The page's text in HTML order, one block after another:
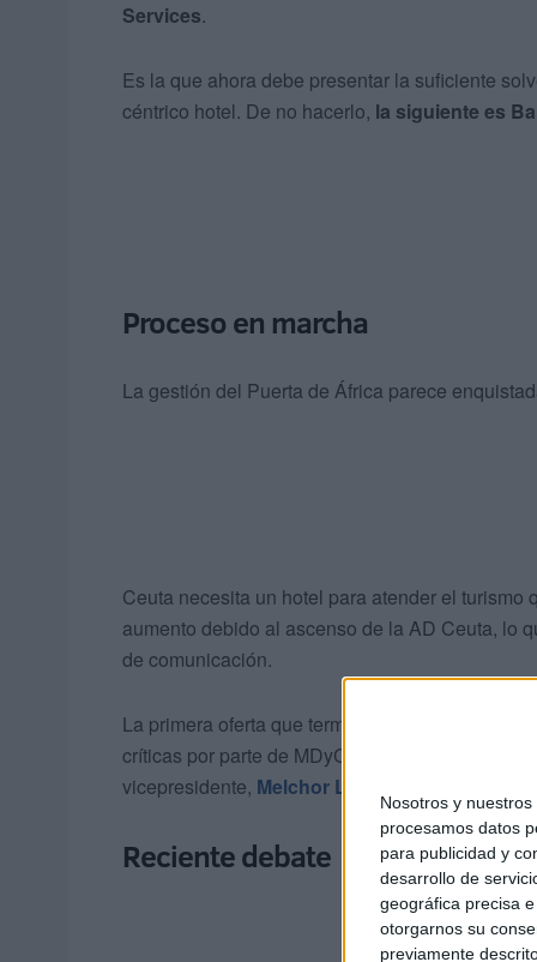
Nosotros y nuestros
procesamos datos
para publicidad y
desarrollo de
geográfica precisa
otorgarnos su
previamente
Services.
Es la que ahora debe presentar la suficiente
céntrico hotel. De no hacerlo, la siguiente es
Proceso en marcha
La gestión del Puerta de África parece
Ceuta necesita un hotel para atender el
aumento debido al ascenso de la AD Ceuta, lo
de comunicación.
La primera oferta que terminó rechazada fue la
críticas por parte de MDyC, sobre todo por el
vicepresidente, Melchor León
Reciente debate